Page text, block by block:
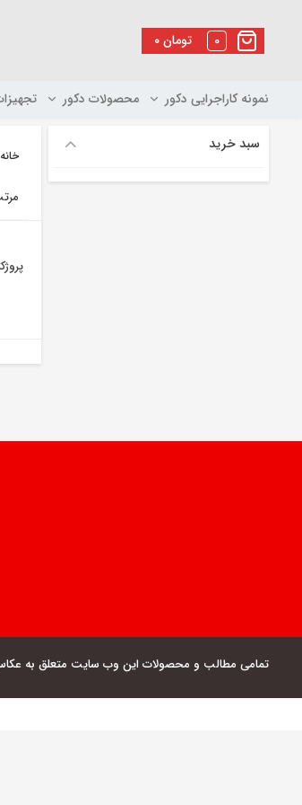
۰تومان 0
نمونه کاراجرایی دکور محصولات دکور
خانه
سبد خرید
تمامی مطالب و محصولات این وب سایت متعلق به